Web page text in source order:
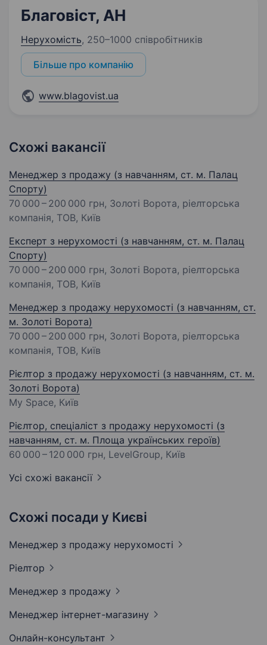
Благовіст, АН
Нерухомість, 250–1000 співробітників
Більше про компанію
www.blagovist.ua
Схожі вакансії
Менеджер з продажу (з навчанням, ст. м. Палац
Спорту)
70 000 – 200 000 грн, Золоті Ворота, ріелторська
компанія, ТОВ, Київ
Експерт з нерухомості (з навчанням, ст. м. Палац
Спорту)
70 000 – 200 000 грн, Золоті Ворота, ріелторська
компанія, ТОВ, Київ
Менеджер з продажу нерухомості (з навчанням, ст.
м. Золоті Ворота)
70 000 – 200 000 грн, Золоті Ворота, ріелторська
компанія, ТОВ, Київ
Рієлтор з продажу нерухомості (з навчанням, ст. м.
Золоті Ворота)
My Space, Київ
Рієлтор, спеціаліст з продажу нерухомості (з
навчанням, ст. м. Площа українських героїв)
60 000 – 120 000 грн, LevelGroup, Київ
Усі схожі вакансії
Схожі посади у Києві
Менеджер з продажу нерухомості
Ріелтор
Менеджер з продажу
Менеджер інтернет-магазину
Онлайн-консультант